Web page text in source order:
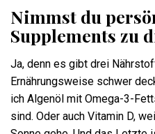
Nimmst du
Supplements zu
Ja, denn es gibt drei
Ernährungsweise schwer
ich Algenöl mit Omega-3-
sind. Oder auch Vitamin D,